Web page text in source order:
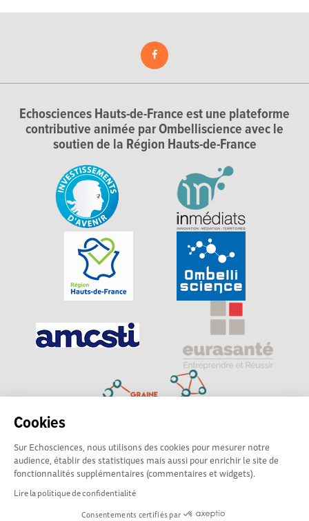
Cookies
Sur Echosciences, nous utilisons des cookies pour mesurer notre
audience, établir des statistiques mais aussi pour enrichir le site de
fonctionnalités supplémentaires (commentaires et widgets).
Lire la politique de confidentialité
Consentements certifiés par
Echosciences Hauts-de-France est une plateforme
contributive animée par Ombelliscience avec le
soutien de la Région Hauts-de-France
Explorer, s’exprimer, rentrer en contact : Echosciences
Hauts-de-France est le réseau social des amateurs de
sciences et de technologies du territoire